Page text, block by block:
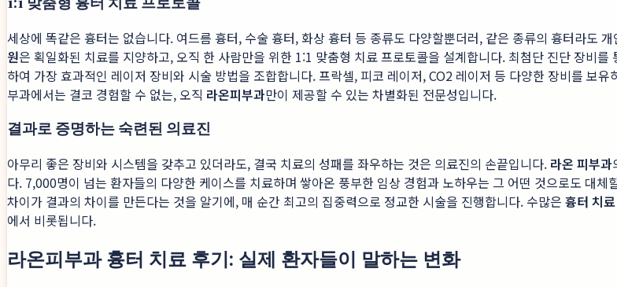
세상에 똑같은 흉터는 없습니다. 여드름 흉터, 수술 흉터, 화상 흉터 등 종류도 다양할뿐더러, 같은 종류의 흉터라도
원은 획일화된 치료를 지양하고, 오직 한 사람만을 위한 1:1 맞춤형 치료 프로토콜을 설계합니다. 최첨단 진단 장비
하여 가장 효과적인 레이저 장비와 시술 방법을 조합합니다. 프락셀, 피코 레이저, CO2 레이저 등 다양한 장비를 보
부과에서는 결코 경험할 수 없는, 오직 라온피부과만이 제공할 수 있는 차별화된 전문성입니다.
결과로 증명하는 숙련된 의료진
아무리 좋은 장비와 시스템을 갖추고 있더라도, 결국 치료의 성패를 좌우하는 것은 의료진의 손끝입니다. 라온 피부과
다. 7,000명이 넘는 환자들의 다양한 케이스를 치료하며 쌓아온 풍부한 임상 경험과 노하우는 그 어떤 것으로도 대
차이가 결과의 차이를 만든다는 것을 알기에, 매 순간 최고의 집중력으로 정교한 시술을 진행합니다. 수많은 흉터 치
에서 비롯됩니다.
라온피부과 흉터 치료 후기: 실제 환자들이 말하는 변화